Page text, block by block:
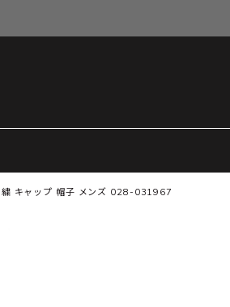
キャップ 帽子 メンズ 028-031967